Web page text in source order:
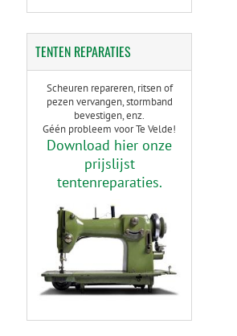
TENTEN REPARATIES
Scheuren repareren, ritsen of
pezen vervangen, stormband
bevestigen, enz.
Géén probleem voor Te Velde!
Download hier onze
prijslijst
tentenreparaties.